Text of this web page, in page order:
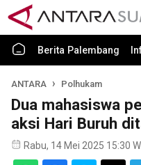
Berita Palembang
ANTARA Polhukam
Dua mahasiswa
aksi Hari Buruh
Rabu, 14 Mei 2025 15:30